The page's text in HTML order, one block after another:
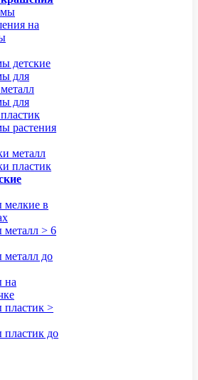
на
детские
для
для
растения
металл
пластик
мелкие в
металл > 6
металл до
на
пластик >
до